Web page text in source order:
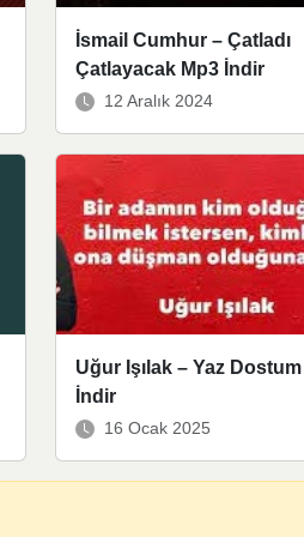
İsmail Cumhur – Çatladı
Çatlayacak Mp3 İndir
12 Aralık 2024
Uğur Işılak – Yaz
İndir
16 Ocak 2025